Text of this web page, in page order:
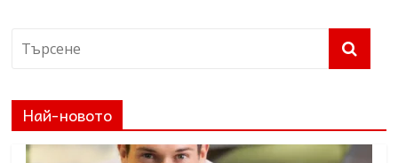
Най-новото